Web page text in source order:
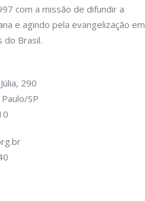
com a missão de difundir a
e agindo pela evangelização em
do Brasil.
290
SP